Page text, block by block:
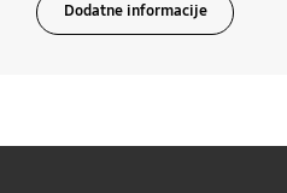
Dodatne informacije